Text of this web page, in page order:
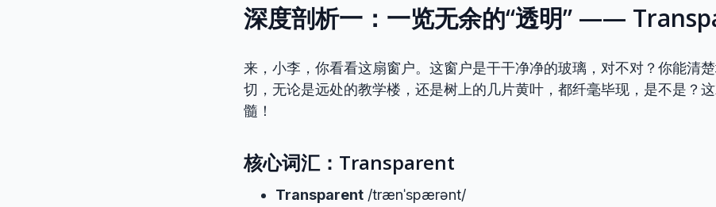
深度剖析一：一览无余的“透明” ——
来，小李，你看看这扇窗户。这窗户是干干净净的玻璃，对不对？你能清
切，无论是远处的教学楼，还是树上的几片黄叶，都纤毫毕现，是不是？
髓！
核心词汇：Transparent
Transparent /trænˈspærənt/